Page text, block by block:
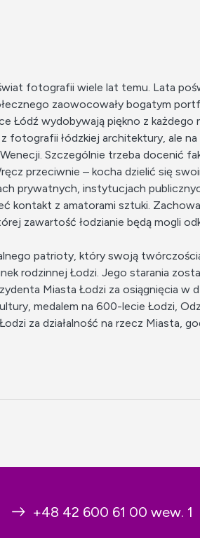
fotografii wiele lat temu. Lata
zaowocowały bogatym
Łódź wydobywają piękno z każdego
fotografii łódzkiej architektury, ale na
Szczególnie trzeba docenić
przeciwnie – kocha dzielić się
prywatnych, instytucjach
kontakt z amatorami sztuki.
zawartość łodzianie będą mogli
patrioty, który swoją
rodzinnej Łodzi. Jego starania
Miasta Łodzi za osiągnięcia w
medalem na 600-lecie Łodzi,
za działalność na rzecz Miasta,
+48 42 600 61 00 wew. 1